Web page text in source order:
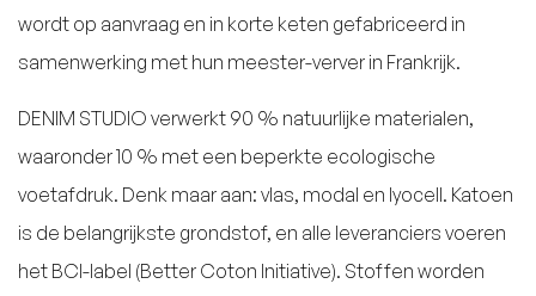
wordt op aanvraag en in korte keten gefabriceerd in
samenwerking met hun meester-verver in Frankrijk.
DENIM STUDIO verwerkt 90 % natuurlijke materialen,
waaronder 10 % met een beperkte ecologische
voetafdruk. Denk maar aan: vlas, modal en lyocell. Katoen
is de belangrijkste grondstof, en alle leveranciers voeren
het BCI-label (Better Coton Initiative). Stoffen worden